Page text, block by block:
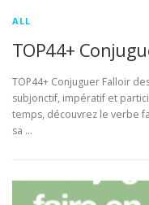
ALL
TOP44+
TOP44+ Conjuguer Falloir
subjonctif, impératif et
temps, découvrez le verbe
sa …